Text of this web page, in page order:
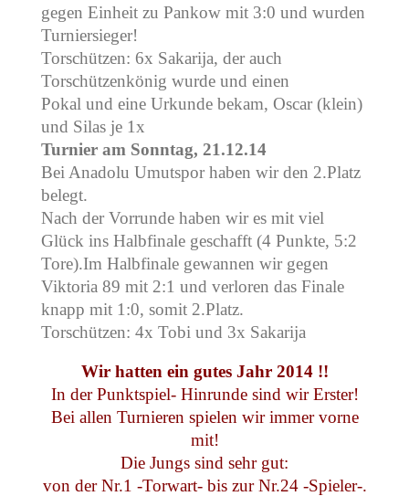
gegen Einheit zu Pankow mit 3:0 und wurden
Turniersieger!
Torschützen: 6x Sakarija, der auch
Torschützenkönig wurde und einen
Pokal und eine Urkunde bekam, Oscar (klein)
und Silas je 1x
Turnier am Sonntag, 21.12.14
Bei Anadolu Umutspor haben wir den 2.Platz
belegt.
Nach der Vorrunde haben wir es mit viel
Glück ins Halbfinale geschafft (4 Punkte, 5:2
Tore).Im Halbfinale gewannen wir gegen
Viktoria 89 mit 2:1 und verloren das Finale
knapp mit 1:0, somit 2.Platz.
Torschützen: 4x Tobi und 3x Sakarija
Wir hatten ein gutes Jahr 2014 !!
In der Punktspiel- Hinrunde sind wir Erster!
Bei allen Turnieren spielen wir immer vorne
mit!
Die Jungs sind sehr gut:
von der Nr.1 -Torwart- bis zur Nr.24 -Spieler-.